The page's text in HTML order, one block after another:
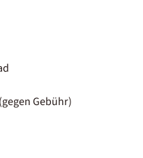
Gebühr)